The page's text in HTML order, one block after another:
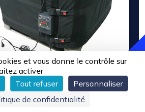
et vous donne le contrôle sur
activer
Tout refuser
Personnaliser
de confidentialité